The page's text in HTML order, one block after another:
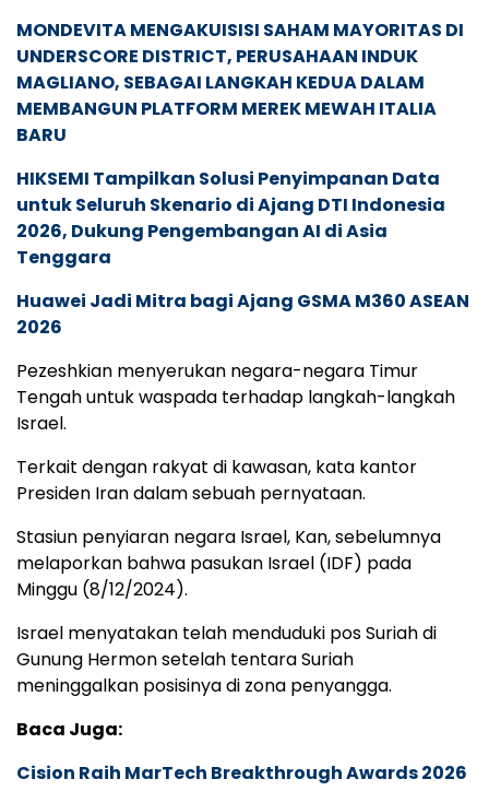
MONDEVITA MENGAKUISISI SAHAM MAYORITAS DI
UNDERSCORE DISTRICT, PERUSAHAAN INDUK
MAGLIANO, SEBAGAI LANGKAH KEDUA DALAM
MEMBANGUN PLATFORM MEREK MEWAH ITALIA
BARU
HIKSEMI Tampilkan Solusi Penyimpanan Data
untuk Seluruh Skenario di Ajang DTI Indonesia
2026, Dukung Pengembangan AI di Asia
Tenggara
Huawei Jadi Mitra bagi Ajang GSMA M360 ASEAN
2026
Pezeshkian menyerukan negara-negara Timur
Tengah untuk waspada terhadap langkah-langkah
Israel.
Terkait dengan rakyat di kawasan, kata kantor
Presiden Iran dalam sebuah pernyataan.
Stasiun penyiaran negara Israel, Kan, sebelumnya
melaporkan bahwa pasukan Israel (IDF) pada
Minggu (8/12/2024).
Israel menyatakan telah menduduki pos Suriah di
Gunung Hermon setelah tentara Suriah
meninggalkan posisinya di zona penyangga.
Baca Juga:
Cision Raih MarTech Breakthrough Awards 2026